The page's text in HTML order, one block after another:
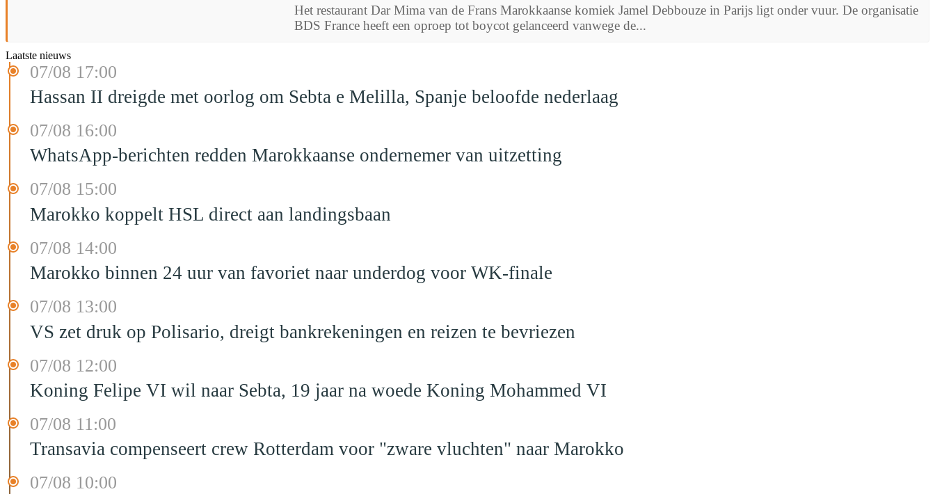
Het restaurant Dar Mima van de Frans Marokkaanse komiek Jamel Debbouze in Parijs ligt onder vuur. De organisatie
BDS France heeft een oproep tot boycot gelanceerd vanwege de...
Laatste nieuws
07/08 17:00
Hassan II dreigde met oorlog om Sebta e Melilla, Spanje beloofde nederlaag
07/08 16:00
WhatsApp-berichten redden Marokkaanse ondernemer van uitzetting
07/08 15:00
Marokko koppelt HSL direct aan landingsbaan
07/08 14:00
Marokko binnen 24 uur van favoriet naar underdog voor WK-finale
07/08 13:00
VS zet druk op Polisario, dreigt bankrekeningen en reizen te bevriezen
07/08 12:00
Koning Felipe VI wil naar Sebta, 19 jaar na woede Koning Mohammed VI
07/08 11:00
Transavia compenseert crew Rotterdam voor "zware vluchten" naar Marokko
07/08 10:00